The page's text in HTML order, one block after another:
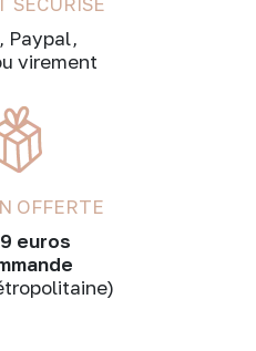
Paypal,
virement
OFFERTE
euros